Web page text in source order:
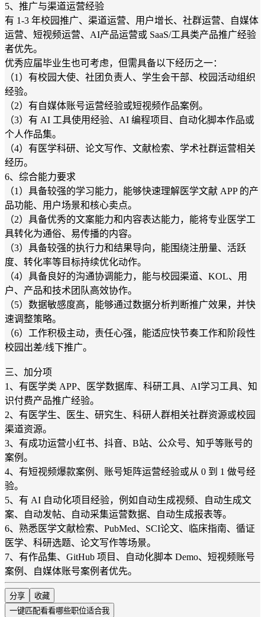
5、推广与渠道运营经验
有 1-3 年校园推广、渠道运营、用户增长、社群运营、自媒体
运营、短视频运营、AI产品运营或 SaaS/工具类产品推广经验
者优先。
优秀应届毕业生也可考虑，但需具备以下经历之一：
（1）有校园大使、社团负责人、学生会干部、校园活动组织
经验。
（2）有自媒体账号运营经验或短视频作品案例。
（3）有 AI 工具使用经验、AI 编程项目、自动化脚本作品或
个人作品集。
（4）有医学科研、论文写作、文献检索、学术社群运营相关
经历。
6、综合能力要求
（1）具备较强的学习能力，能够快速理解医学文献 APP 的产
品功能、用户场景和核心卖点。
（2）具备优秀的文案能力和内容表达能力，能将专业医学工
具转化为通俗、易传播的内容。
（3）具备较强的执行力和结果导向，能围绕注册量、活跃
度、转化率等目标持续优化动作。
（4）具备良好的沟通协调能力，能与校园渠道、KOL、用
户、产品和技术团队高效协作。
（5）数据敏感度高，能够通过数据分析判断推广效果，并快
速调整策略。
（6）工作积极主动，责任心强，能适应快节奏工作和阶段性
校园出差/线下推广。
三、加分项
1、有医学类 APP、医学数据库、科研工具、AI学习工具、知
识付费产品推广经验。
2、有医学生、医生、研究生、科研人群相关社群资源或校园
渠道资源。
3、有成功运营小红书、抖音、B站、公众号、知乎等账号的
案例。
4、有短视频爆款案例、账号矩阵运营经验或从 0 到 1 做号经
验。
5、有 AI 自动化项目经验，例如自动生成视频、自动生成文
案、自动发帖、自动采集运营数据、自动生成报表等。
6、熟悉医学文献检索、PubMed、SCI论文、临床指南、循证
医学、科研选题、论文写作等场景。
7、有作品集、GitHub 项目、自动化脚本 Demo、短视频账号
案例、自媒体账号案例者优先。
分享
收藏
一键匹配看看哪些职位适合我